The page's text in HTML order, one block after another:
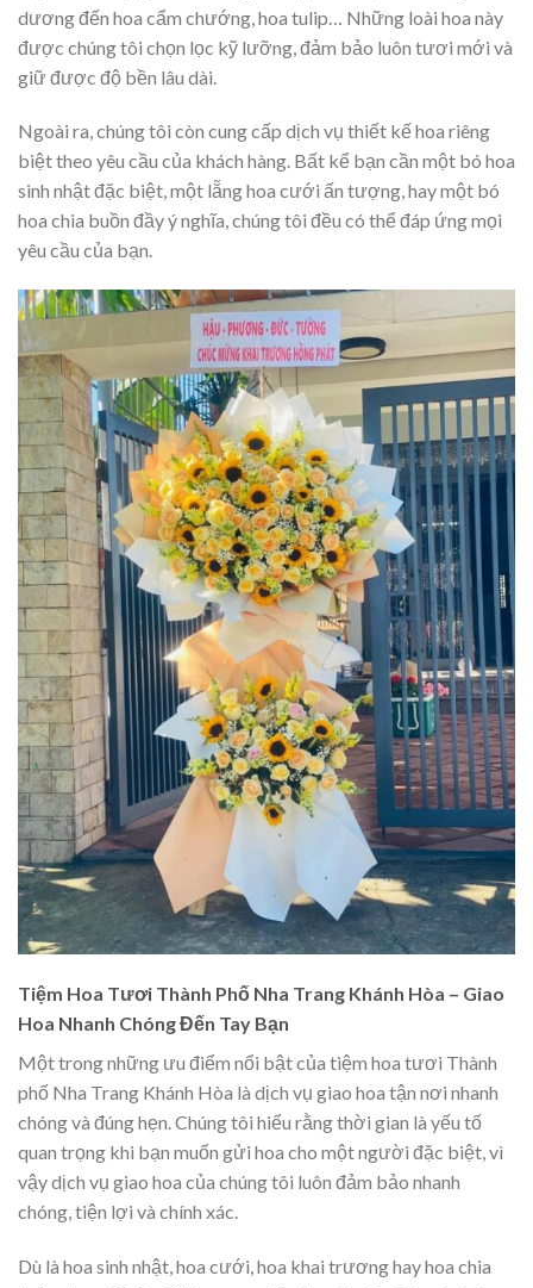
dương đến hoa cẩm chướng, hoa tulip… Những loài hoa này
được chúng tôi chọn lọc kỹ lưỡng, đảm bảo luôn tươi mới và
giữ được độ bền lâu dài.
Ngoài ra, chúng tôi còn cung cấp dịch vụ thiết kế hoa riêng
biệt theo yêu cầu của khách hàng. Bất kể bạn cần một bó hoa
sinh nhật đặc biệt, một lẵng hoa cưới ấn tượng, hay một bó
hoa chia buồn đầy ý nghĩa, chúng tôi đều có thể đáp ứng mọi
yêu cầu của bạn.
Tiệm Hoa Tươi Thành Phố Nha Trang Khánh Hòa – Giao
Hoa Nhanh Chóng Đến Tay Bạn
Một trong những ưu điểm nổi bật của tiệm hoa tươi Thành
phố Nha Trang Khánh Hòa là dịch vụ giao hoa tận nơi nhanh
chóng và đúng hẹn. Chúng tôi hiểu rằng thời gian là yếu tố
quan trọng khi bạn muốn gửi hoa cho một người đặc biệt, vì
vậy dịch vụ giao hoa của chúng tôi luôn đảm bảo nhanh
chóng, tiện lợi và chính xác.
Dù là hoa sinh nhật, hoa cưới, hoa khai trương hay hoa chia